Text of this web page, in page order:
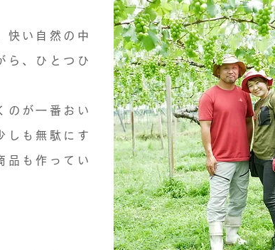
快い自然の中
ら、ひとつひ
のが一番おい
しも無駄にす
品も作ってい